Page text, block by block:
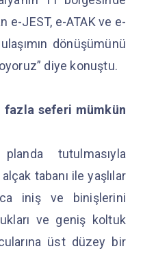
e-JEST, e-ATAK ve e-
dönüşümünü
diye konuştu.
fazla seferi mümkün
tutulmasıyla
tabanı ile yaşlılar
iniş ve binişlerini
ve geniş koltuk
üst düzey bir